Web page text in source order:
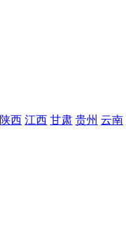
陕西 江西 甘肃 贵州 云南